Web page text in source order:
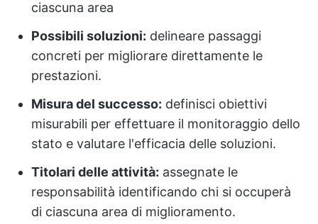
ciascuna area
Possibili soluzioni: delineare passaggi
concreti per migliorare direttamente le
prestazioni.
Misura del successo: definisci obiettivi
misurabili per effettuare il monitoraggio dello
stato e valutare l'efficacia delle soluzioni.
Titolari delle attività: assegnate le
responsabilità identificando chi si occuperà
di ciascuna area di miglioramento.